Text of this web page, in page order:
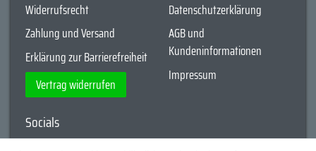
Widerrufsrecht
Zahlung und Versand
Erklärung zur Barrierefreiheit
Vertrag widerrufen
Datenschutzerklärung
AGB und
Kundeninformationen
Impressum
Socials